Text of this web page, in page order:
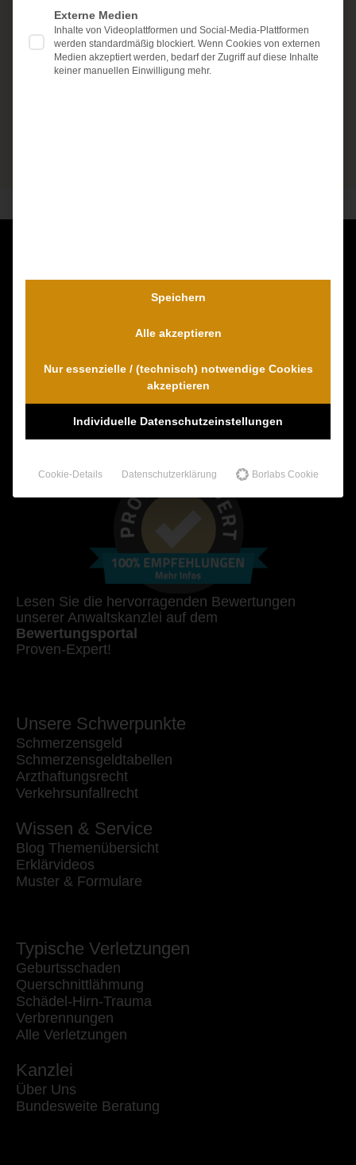
Dr. Wambach & Walter
0421 54 895 10 - Fax
info@schmerzensgeld-spezialisten.de
Zum Kontaktformular
Lesen Sie die hervorragenden Bewertungen
unserer Anwaltskanzlei auf dem
Bewertungsportal
Proven-Expert!
Unsere Schwerpunkte
Schmerzensgeld
Schmerzensgeldtabellen
Arzthaftungsrecht
Verkehrsunfallrecht
Wissen & Service
Blog Themenübersicht
Erklärvideos
Muster & Formulare
Typische Verletzungen
Geburtsschaden
Querschnittlähmung
Schädel-Hirn-Trauma
Verbrennungen
Alle Verletzungen
Kanzlei
Über Uns
Bundesweite Beratung
Externe Medien
Inhalte von Videoplattformen und Social-Media-Plattformen
werden standardmäßig blockiert. Wenn Cookies von externen
Medien akzeptiert werden, bedarf der Zugriff auf diese Inhalte
keiner manuellen Einwilligung mehr.
Speichern
Alle akzeptieren
Nur essenzielle / (technisch) notwendige Cookies
akzeptieren
Individuelle Datenschutzeinstellungen
Cookie-Details Datenschutzerklärung Borlabs Cookie